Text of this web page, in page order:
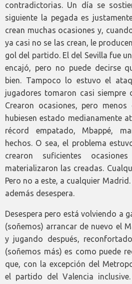
contradictorias. Un día se
siguiente la pegada es
crean muchas ocasiones y,
ya casi no se las crean, le
gol del partido. El del Sevilla fue
encajó, pero no puede decirse
bien. Tampoco lo estuvo el
jugadores tomaron casi siempre
Crearon ocasiones, pero
hubiesen estado medianamente
récord empatado, Mbappé,
hechos. O sea, el problema
crearon suficientes
materializaron las creadas.
Pero no a este, a cualquier
además desespera.
Desespera pero está volviendo a
(soñemos) arrancar de nuevo el
y jugando después,
(soñemos más) es como puede
que, con la excepción del
el partido del Valencia